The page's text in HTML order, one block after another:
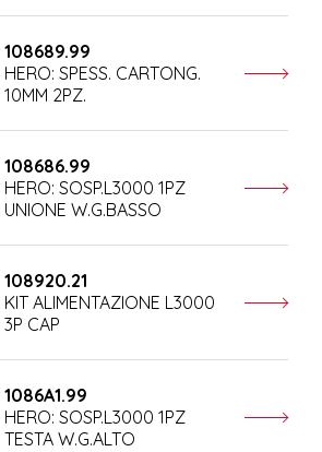
108689.99
HERO: SPESS. CARTONG.
10MM 2PZ.
108686.99
HERO: SOSP.L3000 1PZ
UNIONE W.G.BASSO
108920.21
KIT ALIMENTAZIONE L3000
3P CAP
1086A1.99
HERO: SOSP.L3000 1PZ
TESTA W.G.ALTO